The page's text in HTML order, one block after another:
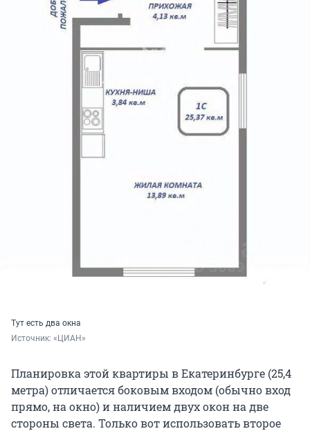
Тут есть два окна
Источник: «ЦИАН»
Планировка этой квартиры в Екатеринбурге (25,4
метра) отличается боковым входом (обычно вход
прямо, на окно) и наличием двух окон на две
стороны света. Только вот использовать второе